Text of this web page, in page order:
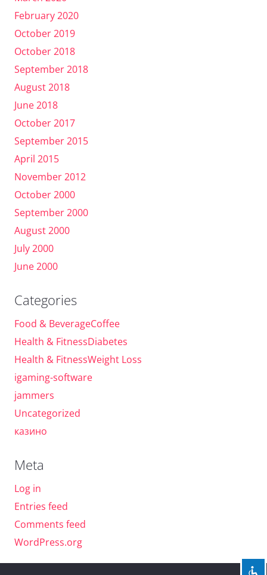
February 2020
October 2019
October 2018
September 2018
August 2018
June 2018
October 2017
September 2015
April 2015
November 2012
October 2000
September 2000
August 2000
July 2000
June 2000
Categories
Food & BeverageCoffee
Health & FitnessDiabetes
Health & FitnessWeight Loss
igaming-software
jammers
Uncategorized
казино
Meta
Log in
Entries feed
Comments feed
WordPress.org